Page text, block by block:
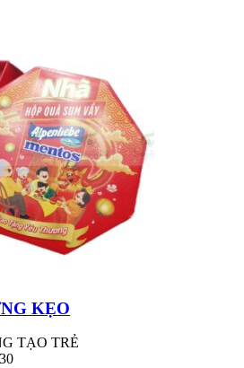
KẸO
TẠO TRẺ